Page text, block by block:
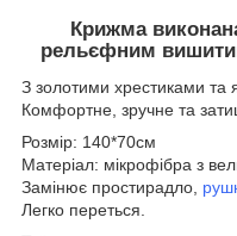
Крижма
рельєфним
З золотими хрестиками та
Комфортне, зручне та
Розмір: 140*70см
Матеріал: мікрофібра з
Замінює простирадло,
Легко переться.